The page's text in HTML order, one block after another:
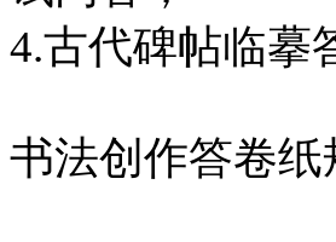
4.古代碑帖临摹
书法创作答卷